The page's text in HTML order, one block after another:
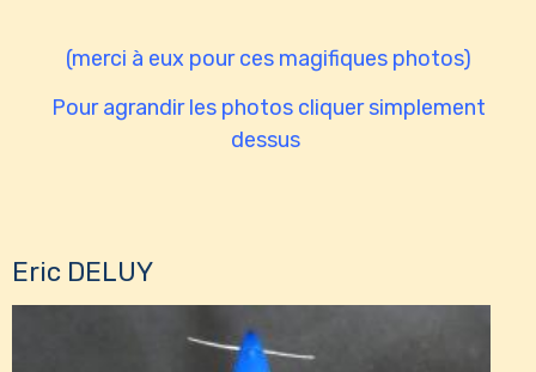
(merci à eux pour ces magifiques photos)
Pour agrandir les photos cliquer simplement
dessus
Eric DELUY